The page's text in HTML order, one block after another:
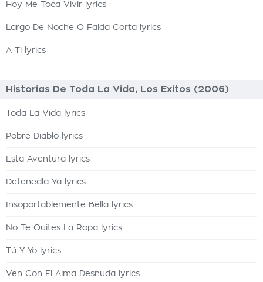
Hoy Me Toca Vivir lyrics
Largo De Noche O Falda Corta lyrics
A Ti lyrics
Historias De Toda La Vida, Los Exitos (2006)
Toda La Vida lyrics
Pobre Diablo lyrics
Esta Aventura lyrics
Detenedla Ya lyrics
Insoportablemente Bella lyrics
No Te Quites La Ropa lyrics
Tú Y Yo lyrics
Ven Con El Alma Desnuda lyrics